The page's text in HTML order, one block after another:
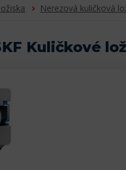
Nerezová kuličková
Kuličkové